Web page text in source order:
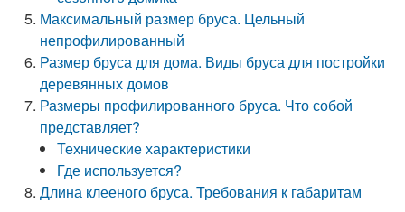
Максимальный размер бруса. Цельный
непрофилированный
Размер бруса для дома. Виды бруса для постройки
деревянных домов
Размеры профилированного бруса. Что собой
представляет?
Технические характеристики
Где используется?
Длина клееного бруса. Требования к габаритам